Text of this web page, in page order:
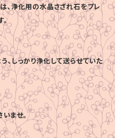
、浄化用の水晶さざれ石をプレ
、しっかり浄化して送らせていた
ませ。